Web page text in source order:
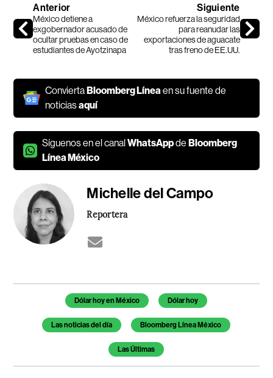
Anterior
México detiene a
exgobernador acusado de
ocultar pruebas en caso de
estudiantes de Ayotzinapa
Siguiente
México refuerza la seguridad
para reanudar las
exportaciones de aguacate
tras freno de EE.UU.
ConviertaBloomberg Línea en su fuente de
noticiasaquí
Síguenos en el canalWhatsAppdeBloomberg
Línea México
Michelle del Campo
Reportera
Temas de este artículo
Dólar hoy en México Dólar hoy
Las noticias del día Bloomberg Línea México
Las Últimas